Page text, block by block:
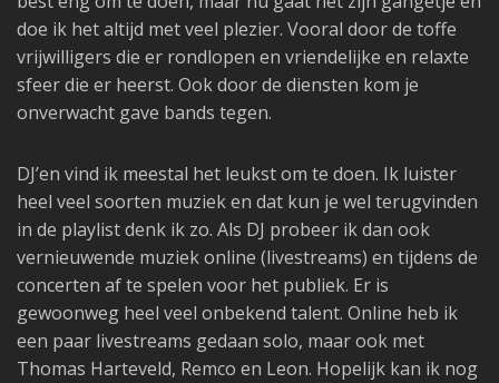
doe ik het altijd met veel plezier. Vooral door de toffe
vrijwilligers die er rondlopen en vriendelijke en relaxte
sfeer die er heerst. Ook door de diensten kom je
onverwacht gave bands tegen.
DJ’en vind ik meestal het leukst om te doen. Ik luister
heel veel soorten muziek en dat kun je wel terugvinden
in de playlist denk ik zo. Als DJ probeer ik dan ook
vernieuwende muziek online (livestreams) en tijdens de
concerten af te spelen voor het publiek. Er is
gewoonweg heel veel onbekend talent. Online heb ik
een paar livestreams gedaan solo, maar ook met
Thomas Harteveld, Remco en Leon. Hopelijk kan ik nog